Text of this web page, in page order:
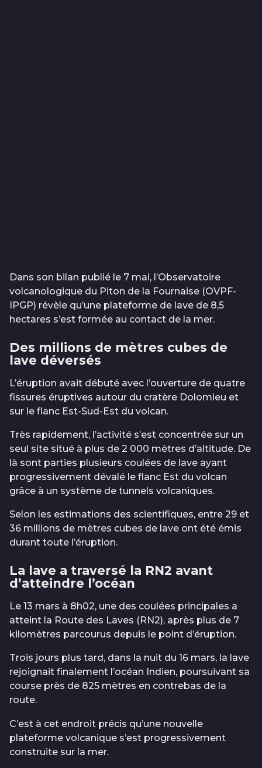
Dans son bilan publié le 7 mai, l’Observatoire
volcanologique du Piton de la Fournaise (OVPF-
IPGP) révèle qu’une plateforme de lave de 8,5
hectares s’est formée au contact de la mer.
Des millions de mètres cubes de
lave déversés
L’éruption avait débuté avec l’ouverture de quatre
fissures éruptives autour du cratère Dolomieu et
sur le flanc Est-Sud-Est du volcan.
Très rapidement, l’activité s’est concentrée sur un
seul site situé à plus de 2 000 mètres d’altitude. De
là sont parties plusieurs coulées de lave ayant
progressivement dévalé le flanc Est du volcan
grâce à un système de tunnels volcaniques.
Selon les estimations des scientifiques, entre 29 et
36 millions de mètres cubes de lave ont été émis
durant toute l’éruption.
La lave a traversé la RN2 avant
d’atteindre l’océan
Le 13 mars à 8h02, une des coulées principales a
atteint la Route des Laves (RN2), après plus de 7
kilomètres parcourus depuis le point d’éruption.
Trois jours plus tard, dans la nuit du 16 mars, la lave
rejoignait finalement l’océan Indien, poursuivant sa
course près de 825 mètres en contrebas de la
route.
C’est à cet endroit précis qu’une nouvelle
plateforme volcanique s’est progressivement
construite sur la mer.